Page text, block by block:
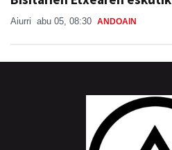
Aiurri abu 05, 08:30 ANDOAIN